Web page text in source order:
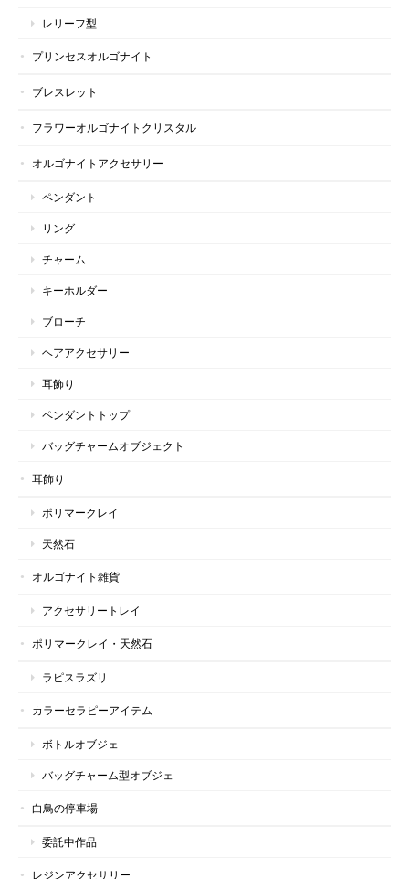
レリーフ型
プリンセスオルゴナイト
ブレスレット
フラワーオルゴナイトクリスタル
オルゴナイトアクセサリー
ペンダント
リング
チャーム
キーホルダー
ブローチ
ヘアアクセサリー
耳飾り
ペンダントトップ
バッグチャームオブジェクト
耳飾り
ポリマークレイ
天然石
オルゴナイト雑貨
アクセサリートレイ
ポリマークレイ・天然石
ラピスラズリ
カラーセラピーアイテム
ボトルオブジェ
バッグチャーム型オブジェ
白鳥の停車場
委託中作品
レジンアクセサリー